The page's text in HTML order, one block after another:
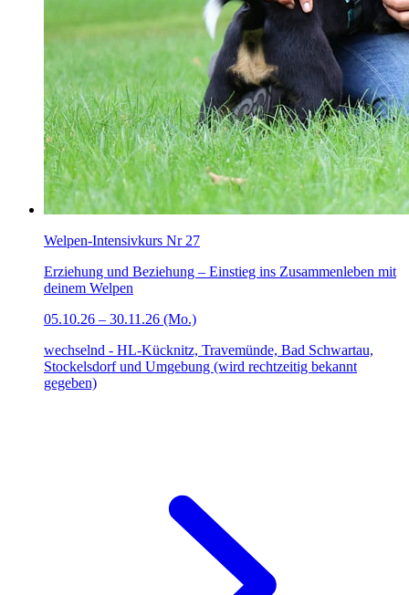
Welpen-Intensivkurs Nr 27
Erziehung und Beziehung – Einstieg ins Zusammenleben mit
deinem Welpen
05.10.26 – 30.11.26 (Mo.)
wechselnd - HL-Kücknitz, Travemünde, Bad Schwartau,
Stockelsdorf und Umgebung (wird rechtzeitig bekannt
gegeben)